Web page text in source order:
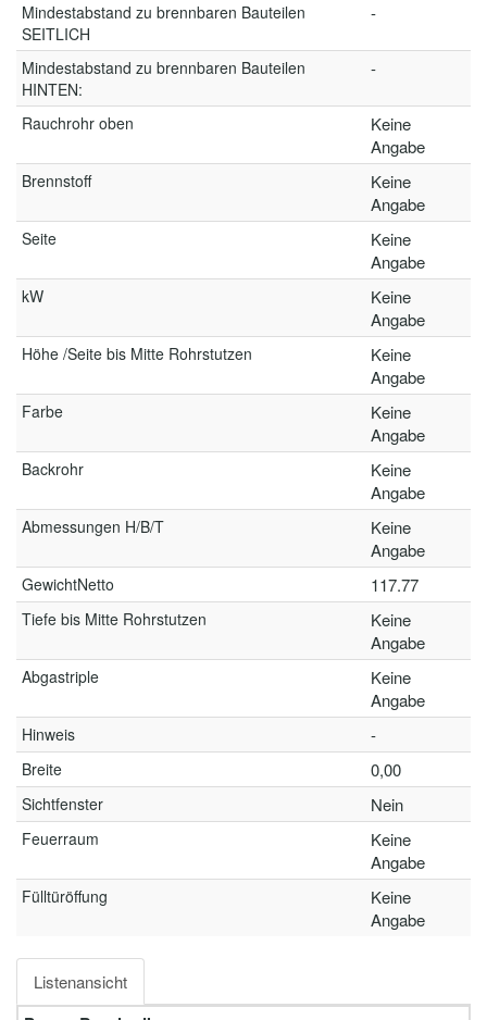
Mindestabstand zu brennbaren Bauteilen
SEITLICH
-
Mindestabstand zu brennbaren Bauteilen
HINTEN:
-
Rauchrohr oben
Keine
Angabe
Brennstoff
Keine
Angabe
Seite
Keine
Angabe
kW
Keine
Angabe
Höhe /Seite bis Mitte Rohrstutzen
Keine
Angabe
Farbe
Keine
Angabe
Backrohr
Keine
Angabe
Abmessungen H/B/T
Keine
Angabe
GewichtNetto 117.77
Tiefe bis Mitte Rohrstutzen
Keine
Angabe
Abgastriple
Keine
Angabe
Hinweis -
Breite 0,00
Sichtfenster Nein
Feuerraum
Keine
Angabe
Fülltüröffung
Keine
Angabe
Listenansicht